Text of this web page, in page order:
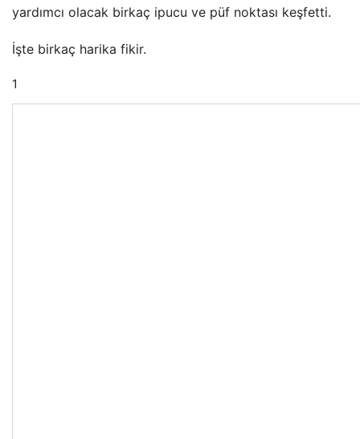
yardımcı olacak birkaç ipucu ve püf noktası keşfetti.
İşte birkaç harika fikir.
1